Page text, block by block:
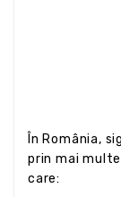
În România,
prin mai
care: